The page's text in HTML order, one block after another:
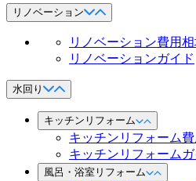
リノベーション
リノベーション費用
リノベーションガイド
水回り
キッチンリフォーム
キッチンリフォーム
キッチンリフォームガ
風呂・浴室リフォーム